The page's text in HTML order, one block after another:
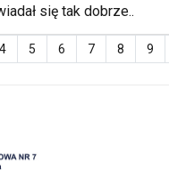
się tak dobrze..
4 5 6 7 8 9